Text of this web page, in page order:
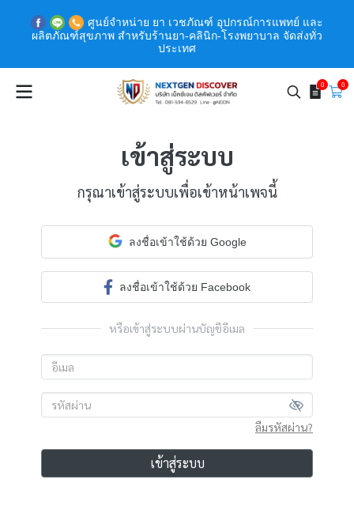
ศูนย์จำหน่าย ยา เวชภัณฑ์ อุปกรณ์การแพทย์ และ
ผลิตภัณฑ์สุขภาพ สำหรับร้านยา-คลินิก-โรงพยาบาล จัดส่งทั่ว
ประเทศ
0 0
เข้าสู่ระบบ
กรุณาเข้าสู่ระบบเพื่อเข้าหน้าเพจนี้
ลงชื่อเข้าใช้ด้วย Google
ลงชื่อเข้าใช้ด้วย Facebook
หรือเข้าสู่ระบบผ่านบัญชีอีเมล
ลืมรหัสผ่าน?
เข้าสู่ระบบ